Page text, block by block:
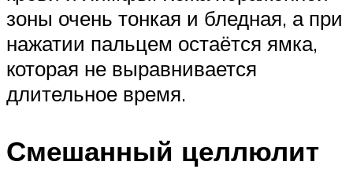
зоны очень тонкая и бледная, а при
нажатии пальцем остаётся ямка,
которая не выравнивается
длительное время.
Смешанный целлюлит